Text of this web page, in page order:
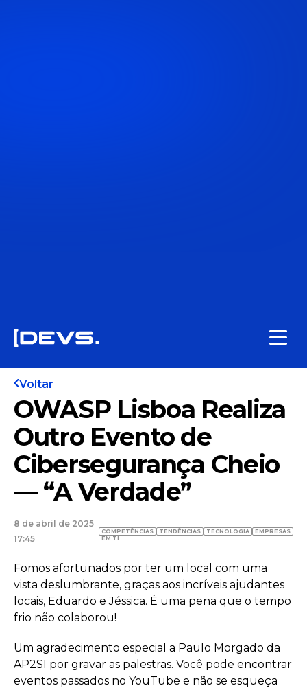
Voltar
OWASP Lisboa Realiza
Outro Evento de
Cibersegurança Cheio
— “A Verdade”
8 de abril de 2025
17:45
COMPETÊNCIAS
EM TI
TENDÊNCIAS TECNOLOGIA EMPRESAS
Fomos afortunados por ter um local com uma
vista deslumbrante, graças aos incríveis ajudantes
locais, Eduardo e Jéssica. É uma pena que o tempo
frio não colaborou!
Um agradecimento especial a Paulo Morgado da
AP2SI por gravar as palestras. Você pode encontrar
eventos passados no YouTube e não se esqueça